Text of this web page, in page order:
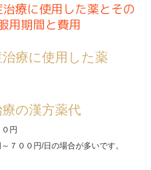
療に使用した薬とその
用期間と費用
療に使用した薬
の漢方薬代
円
７００円/日の場合が多いです。